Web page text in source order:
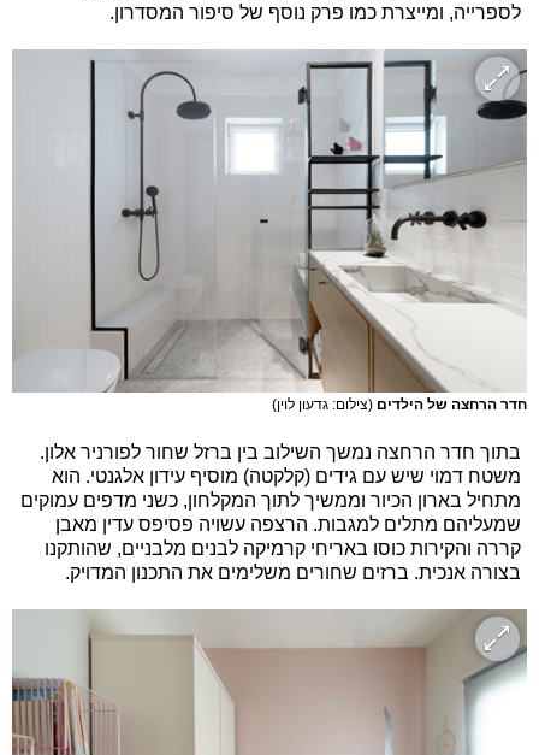
לספרייה, ומייצרת כמו פרק נוסף של סיפור המסדרון.
חדר הרחצה של הילדים (צילום: גדעון לוין)
בתוך חדר הרחצה נמשך השילוב בין ברזל שחור לפורניר אלון.
משטח דמוי שיש עם גידים (קלקטה) מוסיף עידון אלגנטי. הוא
מתחיל בארון הכיור וממשיך לתוך המקלחון, כשני מדפים עמוקים
שמעליהם מתלים למגבות. הרצפה עשויה פסיפס עדין מאבן
קררה והקירות כוסו באריחי קרמיקה לבנים מלבניים, שהותקנו
בצורה אנכית. ברזים שחורים משלימים את התכנון המדויק.